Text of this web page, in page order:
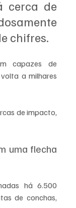
cerca de
chifres.
capazes de
a milhares
de impacto,
uma flecha
há 6.500
de conchas,